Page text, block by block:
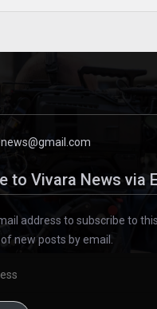
to Vivara News via
address to subscribe to
new posts by email.